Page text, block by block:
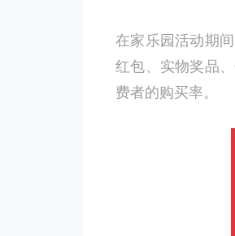
在家乐园活动期
红包、实物奖品
费者的购买率。